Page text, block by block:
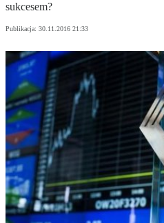
sukcesem?
Publikacja: 30.11.2016 21:33